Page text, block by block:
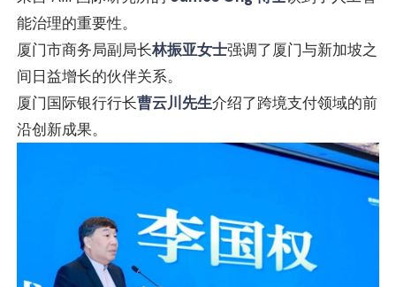
能治理的重要性。
厦门市商务局副局长林振亚女士强调了厦门与新加坡之
间日益增长的伙伴关系。
厦门国际银行行长曹云川先生介绍了跨境支付领域的前
沿创新成果。